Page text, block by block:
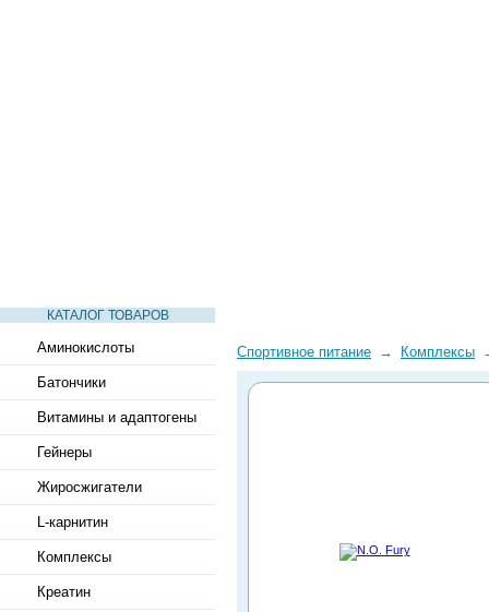
КАТАЛОГ ТОВАРОВ
Аминокислоты
Батончики
Витамины и адаптогены
Гейнеры
Жиросжигатели
L-карнитин
Комплексы
Креатин
Спортивное питание → Комплексы